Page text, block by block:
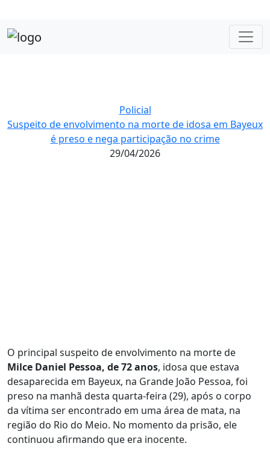
Policial
Suspeito de envolvimento na morte de idosa em Bayeux
é preso e nega participação no crime
29/04/2026
O principal suspeito de envolvimento na morte de
Milce Daniel Pessoa, de 72 anos, idosa que estava
desaparecida em Bayeux, na Grande João Pessoa, foi
preso na manhã desta quarta-feira (29), após o corpo
da vítima ser encontrado em uma área de mata, na
região do Rio do Meio. No momento da prisão, ele
continuou afirmando que era inocente.